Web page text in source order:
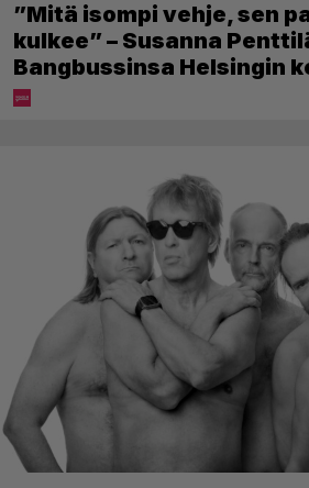
”Mitä isompi vehje, sen
kulkee” – Susanna
Bangbussinsa Helsingin